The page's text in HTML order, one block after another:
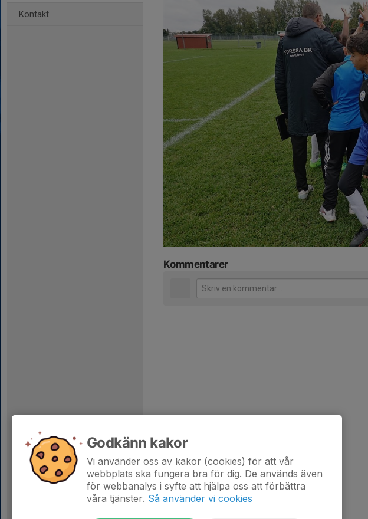
Kontakt
Kommentarer
Godkänn kakor
Vi använder oss av kakor (cookies) för att vår
webbplats ska fungera bra för dig. De används även
för webbanalys i syfte att hjälpa oss att förbättra
våra tjänster. Så använder vi cookies